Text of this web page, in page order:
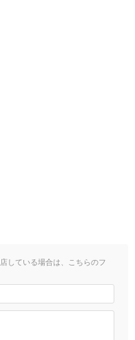
している場合は、こちらのフ